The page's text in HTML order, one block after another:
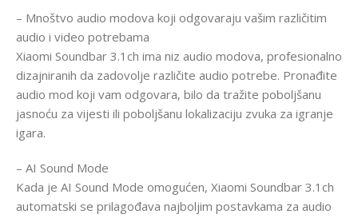
– Mnoštvo audio modova koji odgovaraju vašim različitim
audio i video potrebama
Xiaomi Soundbar 3.1ch ima niz audio modova, profesionalno
dizajniranih da zadovolje različite audio potrebe. Pronađite
audio mod koji vam odgovara, bilo da tražite poboljšanu
jasnoću za vijesti ili poboljšanu lokalizaciju zvuka za igranje
igara.
– AI Sound Mode
Kada je AI Sound Mode omogućen, Xiaomi Soundbar 3.1ch
automatski se prilagođava najboljim postavkama za audio